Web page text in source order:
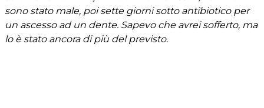
sono stato male, poi sette giorni sotto antibiotico per
un ascesso ad un dente. Sapevo che avrei sofferto, ma
lo è stato ancora di più del previsto.